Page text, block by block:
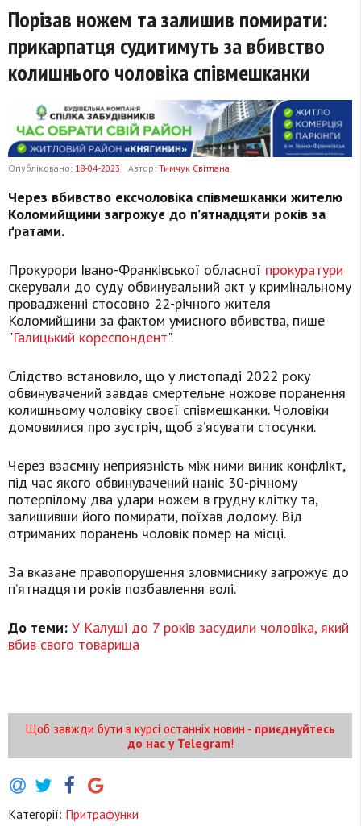
Порізав ножем та залишив помирати:
прикарпатця судитимуть за вбивство
колишнього чоловіка співмешканки
Опубліковано: 18-04-2023 Автор: Тимчук Світлана
Через вбивство ексчоловіка співмешканки жителю
Коломийщини загрожує до п’ятнадцяти років за
ґратами.
Прокурори Івано-Франківської обласної прокуратури
скерували до суду обвинувальний акт у кримінальному
провадженні стосовно 22-річного жителя
Коломийщини за фактом умисного вбивства, пише
"Галицький кореспондент".
Слідство встановило, що у листопаді 2022 року
обвинувачений завдав смертельне ножове поранення
колишньому чоловіку своєї співмешканки. Чоловіки
домовилися про зустріч, щоб з’ясувати стосунки.
Через взаємну неприязність між ними виник конфлікт,
під час якого обвинувачений наніс 30-річному
потерпілому два удари ножем в грудну клітку та,
залишивши його помирати, поїхав додому. Від
отриманих поранень чоловік помер на місці.
За вказане правопорушення зловмиснику загрожує до
п’ятнадцяти років позбавлення волі.
До теми: У Калуші до 7 років засудили чоловіка, який
вбив свого товариша
Щоб завжди бути в курсі останніх новин - приєднуйтесь
до нас у Telegram!
Категорії: Притрафунки